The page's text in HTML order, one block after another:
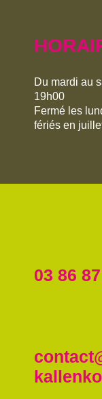
Du mardi au
19h00
Fermé les
fériés en
03 86